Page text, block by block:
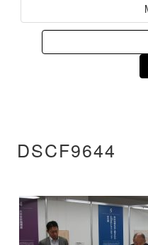
Search
for:
DSCF9644